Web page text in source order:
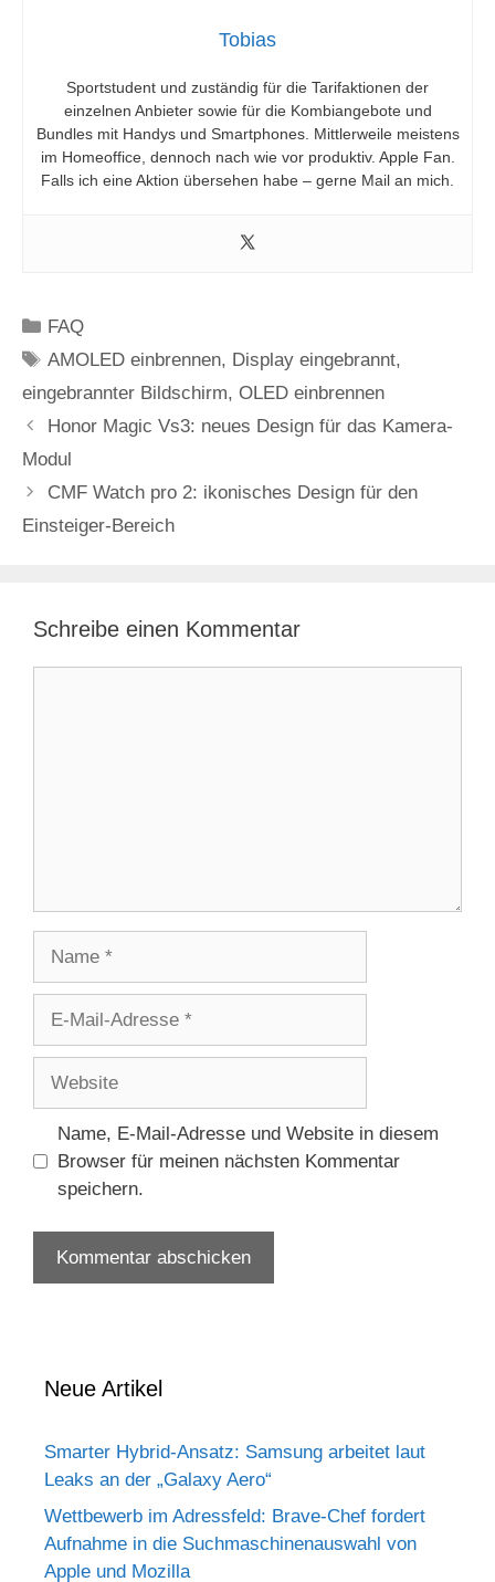
Tobias
Sportstudent und zuständig für die Tarifaktionen der
einzelnen Anbieter sowie für die Kombiangebote und
Bundles mit Handys und Smartphones. Mittlerweile meistens
im Homeoffice, dennoch nach wie vor produktiv. Apple Fan.
Falls ich eine Aktion übersehen habe – gerne Mail an mich.
Kategorien
FAQ
Schlagwörter
AMOLED einbrennen, Display eingebrannt,
eingebrannter Bildschirm, OLED einbrennen
Honor Magic Vs3: neues Design für das Kamera-
Modul
CMF Watch pro 2: ikonisches Design für den
Einsteiger-Bereich
Schreibe einen Kommentar
Adresse
Name, E-Mail-Adresse und Website in diesem
Browser für meinen nächsten Kommentar
speichern.
Neue Artikel
Smarter Hybrid-Ansatz: Samsung arbeitet laut
Leaks an der „Galaxy Aero“
Wettbewerb im Adressfeld: Brave-Chef fordert
Aufnahme in die Suchmaschinenauswahl von
Apple und Mozilla